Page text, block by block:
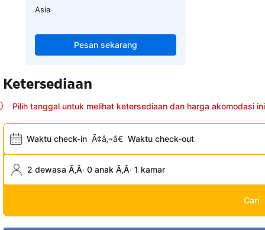
Asia
Pesan sekarang
Ketersediaan
Pilih tanggal untuk melihat ketersediaan dan harga akomodasi ini
Waktu check-in Ã¢â‚¬â€ Waktu check-out
2 dewasa Ã‚Â· 0 anak Ã‚Â· 1 kamar
Cari